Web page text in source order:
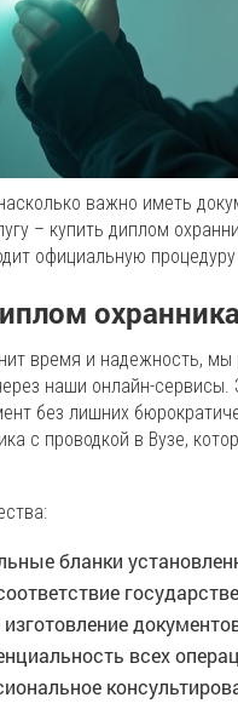
важно иметь
– купить диплом
официальную
время и надежность,
наши онлайн-
без лишних
с проводкой в Вузе,
бланки
всех